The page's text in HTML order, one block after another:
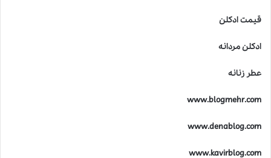
قیمت ادکلن
ادکلن مردانه
عطر زنانه
www.blogmehr.com
www.denablog.com
www.kavirblog.com